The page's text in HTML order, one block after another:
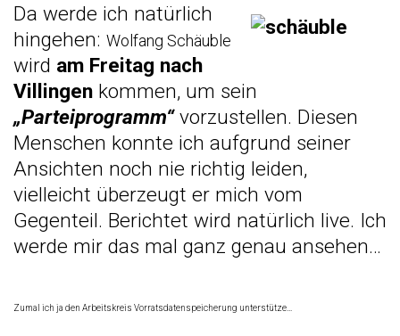
Da werde ich natürlich
hingehen: Wolfang Schäuble
wird am Freitag nach
Villingen kommen, um sein
„Parteiprogramm“vorzustellen. Diesen
Menschen konnte ich aufgrund seiner
Ansichten noch nie richtig leiden,
vielleicht überzeugt er mich vom
Gegenteil. Berichtet wird natürlich live. Ich
werde mir das mal ganz genau ansehen…
Zumal ich ja den Arbeitskreis Vorratsdatenspeicherung unterstütze…